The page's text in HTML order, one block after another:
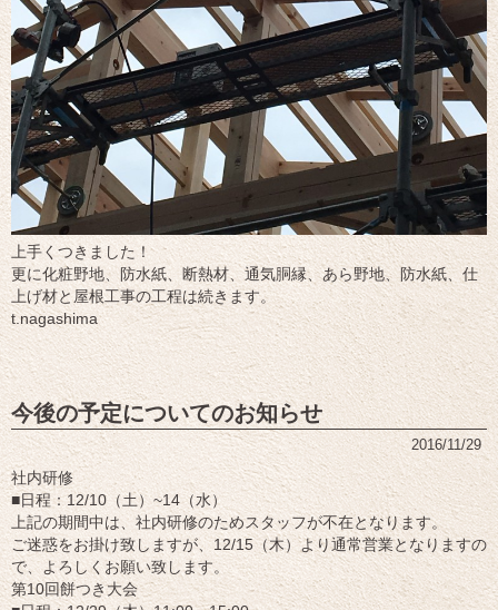
上手くつきました！
更に化粧野地、防水紙、断熱材、通気胴縁、あら野地、防水紙、仕
上げ材と屋根工事の工程は続きます。
t.nagashima
今後の予定についてのお知らせ
2016/11/29
社内研修
■日程：12/10（土）~14（水）
上記の期間中は、社内研修のためスタッフが不在となります。
ご迷惑をお掛け致しますが、12/15（木）より通常営業となりますの
で、よろしくお願い致します。
第10回餅つき大会